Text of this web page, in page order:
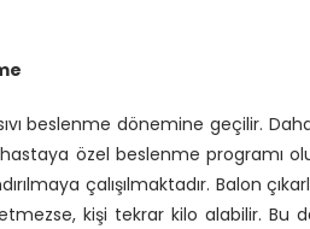
beslenme dönemine geçilir.
özel beslenme programı
çalışılmaktadır. Balon
kişi tekrar kilo alabilir. Bu